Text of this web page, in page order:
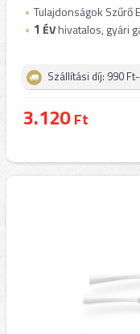
Tulajdonságok Szűrő
1 ÉVhivatalos, gyári
Szállítási díj: 990
3.120Ft